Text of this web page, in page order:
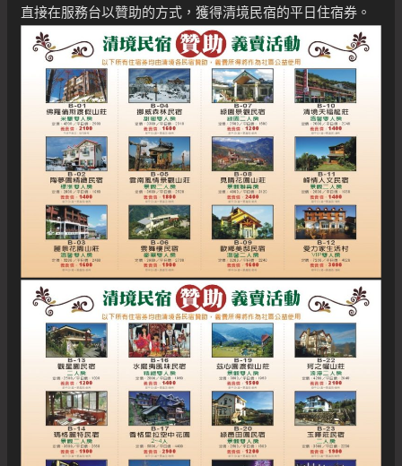
直接在服務台以贊助的方式，獲得清境民宿的平日住宿券。